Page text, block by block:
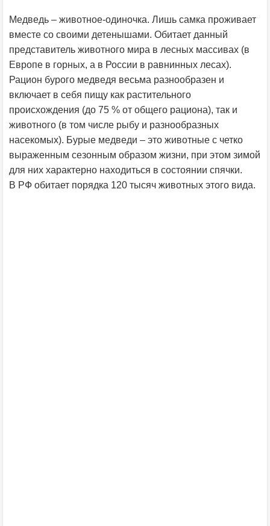
Медведь – животное-одиночка. Лишь самка проживает
вместе со своими детенышами. Обитает данный
представитель животного мира в лесных массивах (в
Европе в горных, а в России в равнинных лесах).
Рацион бурого медведя весьма разнообразен и
включает в себя пищу как растительного
происхождения (до 75 % от общего рациона), так и
животного (в том числе рыбу и разнообразных
насекомых). Бурые медведи – это животные с четко
выраженным сезонным образом жизни, при этом зимой
для них характерно находиться в состоянии спячки.
В РФ обитает порядка 120 тысяч животных этого вида.